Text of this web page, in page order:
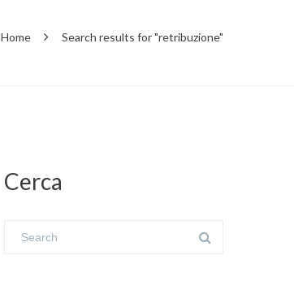
Home Search results for "retribuzione"
Cerca